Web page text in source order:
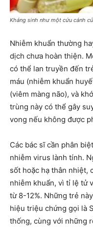
Kháng sinh như một cứu cánh
Nhiễm khuẩn thường
dịch chưa hoàn thiện.
có thể lan truyền đến
máu (nhiễm khuẩn
(viêm màng não), và
trùng này có thể gây
vong nếu không được
Các bác sĩ cần phân
nhiễm virus lành tính.
sốt hoặc hạ thân nhiệt,
nhiễm khuẩn, vì tỉ lệ tử
từ 8-12%. Những trẻ
hiệu triệu chứng gọi là
thống, cùng với những